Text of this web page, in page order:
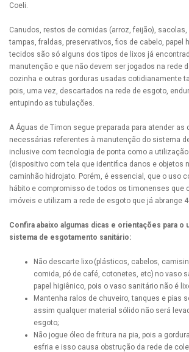
Coeli.
Canudos, restos de comidas (arroz, feijão), sacolas,
tampas, fraldas, preservativos, fios de cabelo, papel
tecidos são só alguns dos tipos de lixos já
manutenção e que não devem ser jogados na rede
cozinha e outras gorduras usadas cotidianamente
pois, uma vez, descartados na rede de esgoto,
entupindo as tubulações.
A Águas de Timon segue preparada para atender as
necessárias referentes à manutenção do sistema
inclusive com tecnologia de ponta como a
(dispositivo com tela que identifica danos e objetos
caminhão hidrojato. Porém, é essencial, que o uso
hábito e compromisso de todos os timonenses que
imóveis e utilizam a rede de esgoto que já abrange
Confira abaixo algumas dicas e orientações para o
sistema de esgotamento sanitário:
Não descarte lixo (plásticos, cabelos,
comida, pó de café, cotonetes, etc) no vaso
papel higiênico, pois o vaso sanitário não é
Mantenha ralos de chuveiro, tanques e pias
assim qualquer material sólido não será
esgoto;
Não jogue óleo de fritura na pia, pois a
esfria e isso causa obstrução da rede de